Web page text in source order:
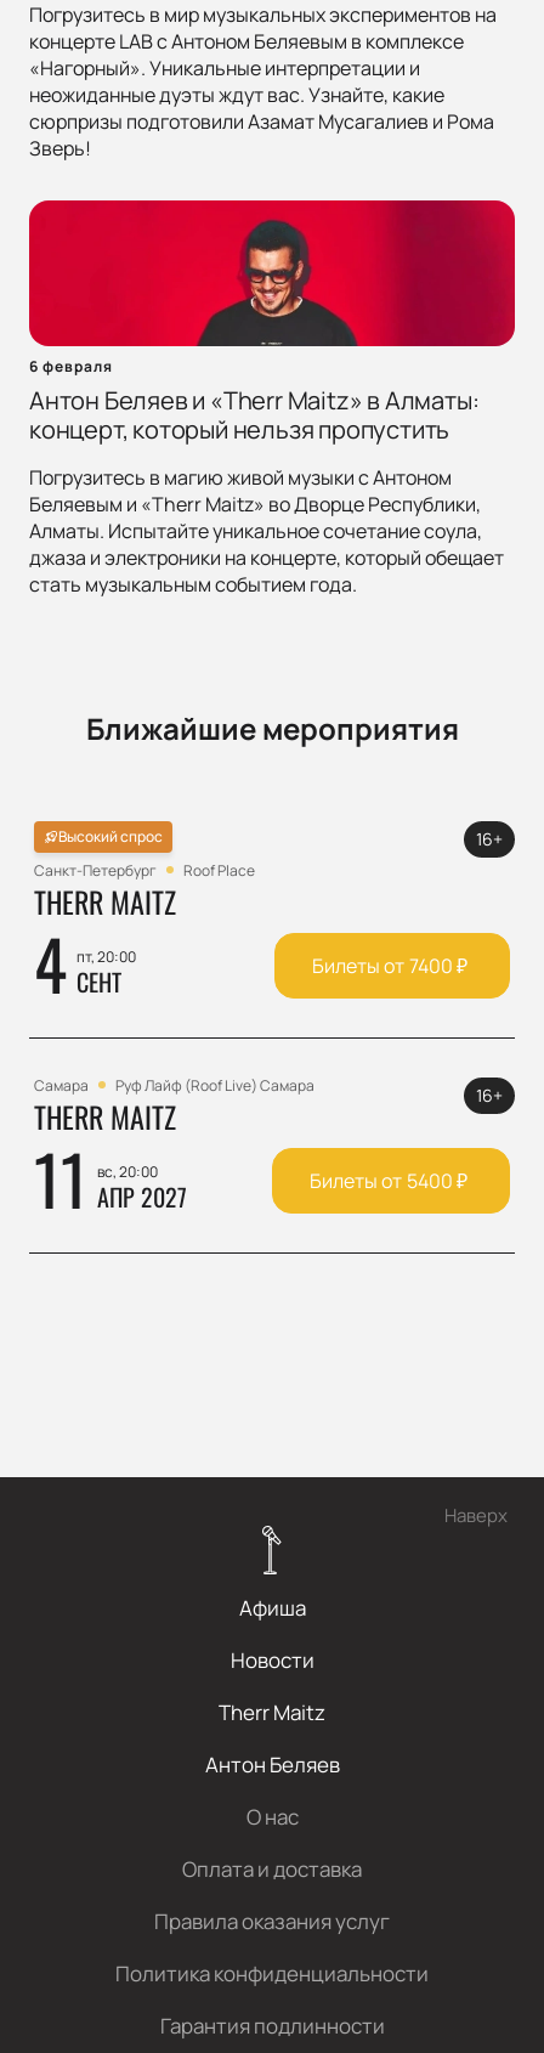
Погрузитесь в мир музыкальных экспериментов на
концерте LAB с Антоном Беляевым в комплексе
«Нагорный». Уникальные интерпретации и
неожиданные дуэты ждут вас. Узнайте, какие
сюрпризы подготовили Азамат Мусагалиев и Рома
Зверь!
6 февраля
Антон Беляев и «Therr Maitz» в Алматы:
концерт, который нельзя пропустить
Погрузитесь в магию живой музыки с Антоном
Беляевым и «Therr Maitz» во Дворце Республики,
Алматы. Испытайте уникальное сочетание соула,
джаза и электроники на концерте, который обещает
стать музыкальным событием года.
Ближайшие мероприятия
Высокий спрос
Санкт-Петербург
Roof Place
THERR MAITZ
4 пт, 20:00
СЕНТ
16+
Билеты от7400₽
Самара Руф Лайф (Roof Live) Самара
THERR MAITZ
11 вс, 20:00
АПР 2027
16+
Билеты от 5400₽
Наверх
Афиша
Новости
Therr Maitz
Антон Беляев
О нас
Оплата и доставка
Правила оказания услуг
Политика конфиденциальности
Гарантия подлинности